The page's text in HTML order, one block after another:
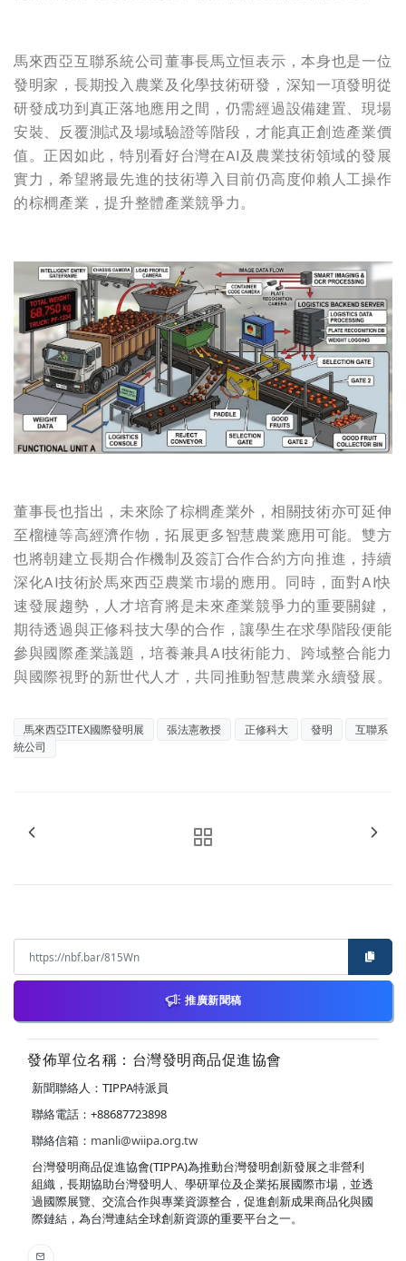
馬來西亞互聯系統公司董事長馬立恒表示，本身也是一位
發明家，長期投入農業及化學技術研發，深知一項發明從
研發成功到真正落地應用之間，仍需經過設備建置、現場
安裝、反覆測試及場域驗證等階段，才能真正創造產業價
值。正因如此，特別看好台灣在AI及農業技術領域的發展
實力，希望將最先進的技術導入目前仍高度仰賴人工操作
的棕櫚產業，提升整體產業競爭力。
董事長也指出，未來除了棕櫚產業外，相關技術亦可延伸
至榴槤等高經濟作物，拓展更多智慧農業應用可能。雙方
也將朝建立長期合作機制及簽訂合作合約方向推進，持續
深化AI技術於馬來西亞農業市場的應用。同時，面對AI快
速發展趨勢，人才培育將是未來產業競爭力的重要關鍵，
期待透過與正修科技大學的合作，讓學生在求學階段便能
參與國際產業議題，培養兼具AI技術能力、跨域整合能力
與國際視野的新世代人才，共同推動智慧農業永續發展。
馬來西亞ITEX國際發明展 張法憲教授 正修科大 發明
互聯系
統公司
推廣新聞稿
發佈單位名稱：台灣發明商品促進協會
新聞聯絡人：TIPPA特派員
聯絡電話：+88687723898
聯絡信箱： manli@wiipa.org.tw
台灣發明商品促進協會(TIPPA)為推動台灣發明創新發展之非營利
組織，長期協助台灣發明人、學研單位及企業拓展國際市場，並透
過國際展覽、交流合作與專業資源整合，促進創新成果商品化與國
際鏈結，為台灣連結全球創新資源的重要平台之一。